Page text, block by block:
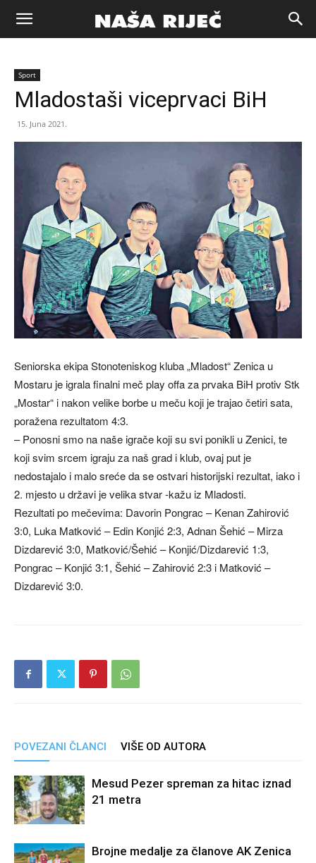
Naša
riječ
Zenica
Sport
Mladostaši viceprvaci BiH
15. Juna 2021.
Seniorska ekipa Stonoteniskog kluba „Mladost“ Zenica u
Mostaru je igrala finalni meč play offa za prvaka BiH protiv Stk
„Mostar“ i nakon velike borbe u meču koji je trajao četiri sata,
poražena rezultatom 4:3.
– Ponosni smo na naše igrače koji su svi ponikli u Zenici, te
koji svim srcem igraju za naš grad i klub, ovaj put je
nedostajalo i malo sreće da se ostvari historijski rezultat, iako i
2. mjesto u državi je velika stvar -kažu iz Mladosti.
Rezultati po mečevima: Davorin Pongrac – Kenan Zahirović
3:0, Luka Matković – Edin Konjić 2:3, Adnan Šehić – Mirza
Dizdarević 3:0, Matković/Šehić – Konjić/Dizdarević 1:3,
Pongrac – Konjić 3:1, Šehić – Zahirović 2:3 i Matković –
Dizdarević 3:0.
POVEZANI ČLANCI VIŠE OD AUTORA
Mesud Pezer spreman za hitac iznad
21 metra
Brojne medalje za članove AK Zenica